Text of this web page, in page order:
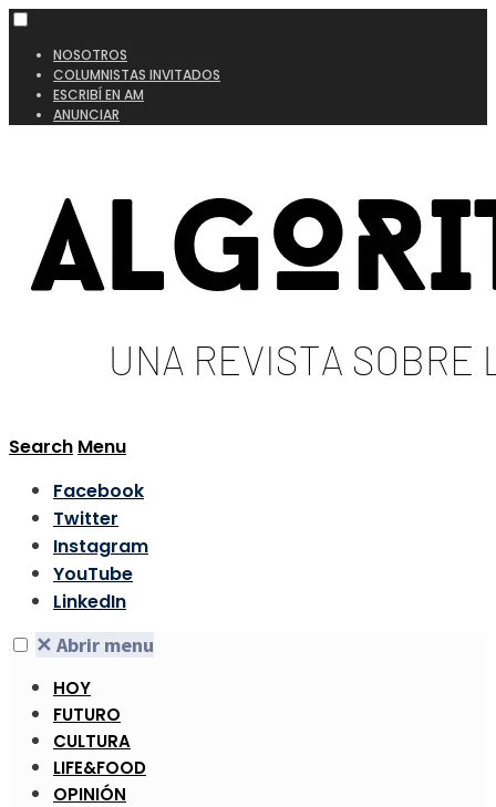
NOSOTROS
COLUMNISTAS INVITADOS
ESCRIBÍ EN AM
ANUNCIAR
Search Menu
Facebook
Twitter
Instagram
YouTube
LinkedIn
✕ Abrir menu
HOY
FUTURO
CULTURA
LIFE&FOOD
OPINIÓN